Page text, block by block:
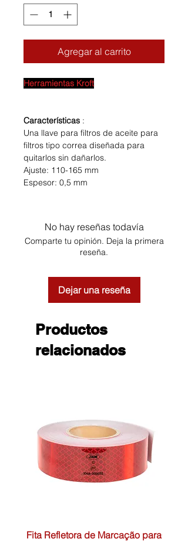
Agregar al carrito
Herramientas Kroft
Características :
Una llave para filtros de aceite para
filtros tipo correa diseñada para
quitarlos sin dañarlos.
Ajuste: 110-165 mm
Espesor: 0,5 mm
No hay reseñas todavía
Comparte tu opinión. Deja la primera
reseña.
Dejar una reseña
Productos
relacionados
Fita Refletora de Marcação para